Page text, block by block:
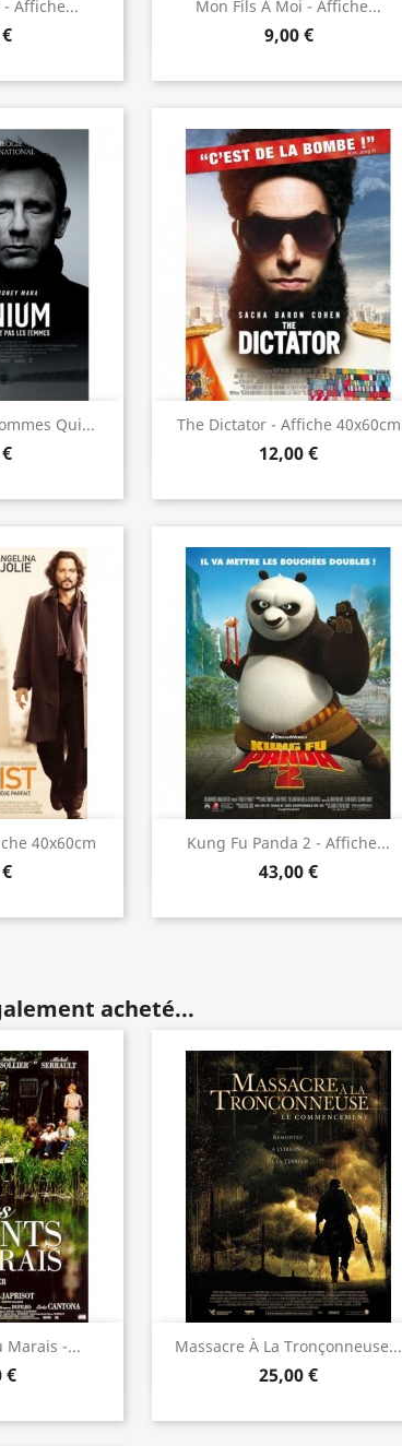
Affiche...
rapide Mon Fils À Moi - Affiche...
9,00 €
Aperçu rapide
Qui...
rapide The Dictator - Affiche 40x60cm
12,00 €
Aperçu rapide
40x60cm
rapide Kung Fu Panda 2 - Affiche...
43,00 €
Aperçu rapide
acheté...
Marais -...
€
Massacre À La Tronçonneuse...
25,00 €
Aperçu rapide